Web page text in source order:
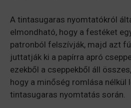
A tintasugaras nyomtatókról
elmondható, hogy a festéket
patronból felszívják, majd azt
juttatják ki a papírra apró
ezekből a cseppekből áll
hogy a minőség romlása nélkül
tintasugaras nyomtatás során.